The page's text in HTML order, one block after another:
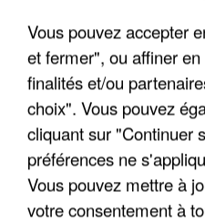
UNE TOURISTE DE
COULÉE DE BOUE EN
Vous pouvez accepter
et fermer", ou affiner
finalités et/ou
choix". Vous pouvez
cliquant sur "Continuer
préférences ne
Vous pouvez mettre à
votre consentement à